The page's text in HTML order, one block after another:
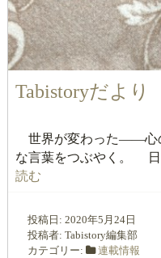
Tabistoryだよ
世界が変わった――心
な言葉をつぶやく。 日
読む
投稿日: 2020年5月24日
投稿者: Tabistory編集部
カテゴリー:
連載情報